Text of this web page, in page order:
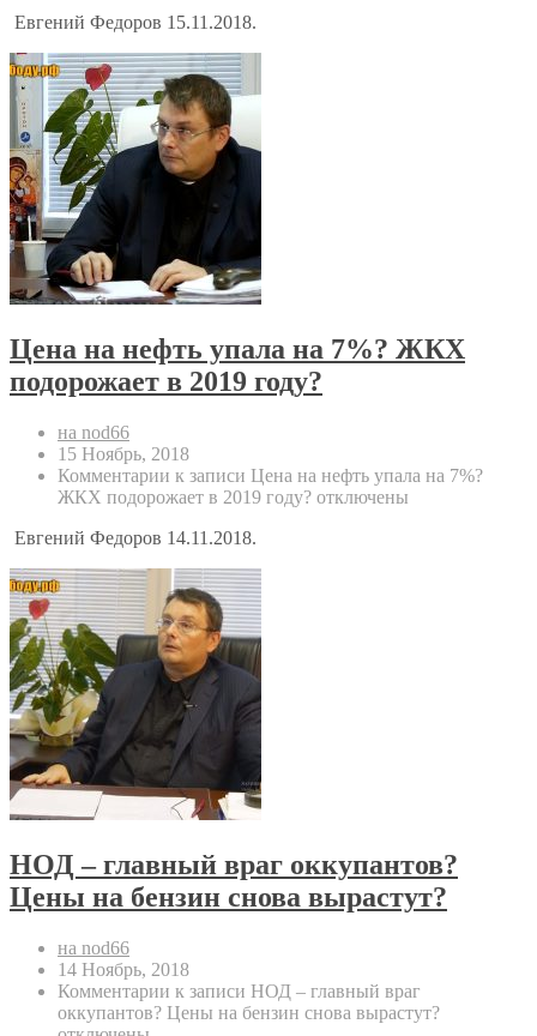
Евгений Федоров 15.11.2018.
Цена на нефть упала на 7%? ЖКХ
подорожает в 2019 году?
на nod66
15 Ноябрь, 2018
Комментарии к записи Цена на нефть упала на 7%?
ЖКХ подорожает в 2019 году? отключены
Евгений Федоров 14.11.2018.
НОД – главный враг оккупантов?
Цены на бензин снова вырастут?
на nod66
14 Ноябрь, 2018
Комментарии к записи НОД – главный враг
оккупантов? Цены на бензин снова вырастут?